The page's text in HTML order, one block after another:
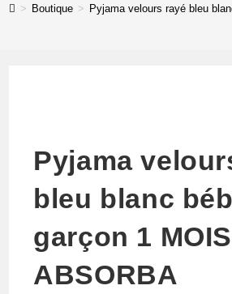
blanc
> Boutique > Pyjama velours rayé bleu
Pyjama
bleu blanc
garçon 1 MOIS
ABSORBA